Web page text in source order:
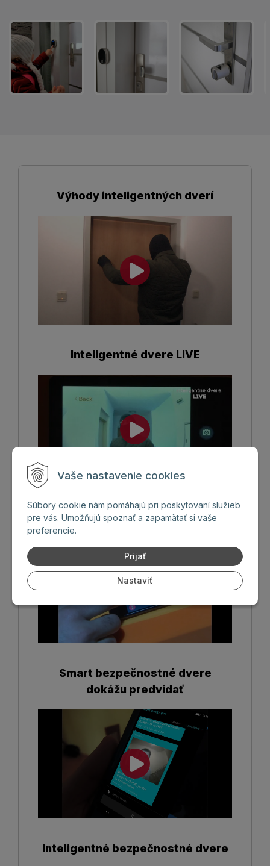
Vaše nastavenie cookies
Súbory cookie nám pomáhajú pri poskytovaní služieb
pre vás. Umožňujú spoznať a zapamätať si vaše
preferencie.
Prijať
Nastaviť
Výhody inteligentných dverí
Inteligentné dvere LIVE
Vchodové inteligentné dvere
Smart bezpečnostné dvere
dokážu predvídať
Inteligentné bezpečnostné dvere